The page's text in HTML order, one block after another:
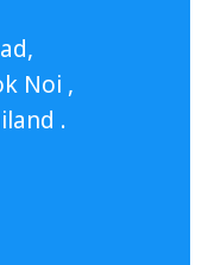
Noi ,
.